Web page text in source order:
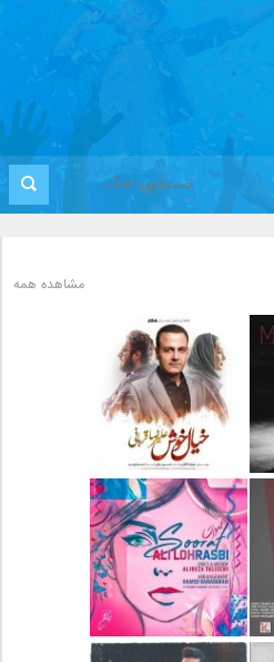
مشاهده همه
دانلود آهنگ جدید علیرضا
قربانی بنام خیال خوش